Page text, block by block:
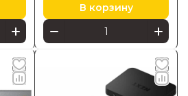
В корзину